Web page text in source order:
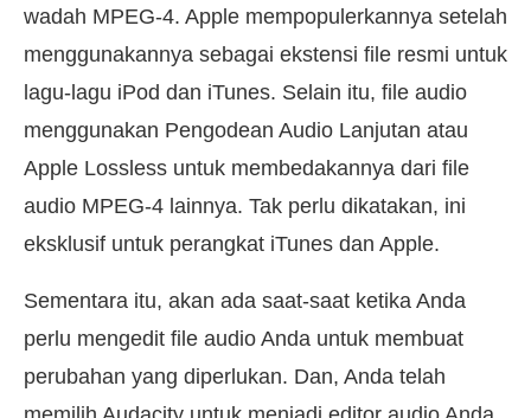
wadah MPEG-4. Apple mempopulerkannya setelah
menggunakannya sebagai ekstensi file resmi untuk
lagu-lagu iPod dan iTunes. Selain itu, file audio
menggunakan Pengodean Audio Lanjutan atau
Apple Lossless untuk membedakannya dari file
audio MPEG-4 lainnya. Tak perlu dikatakan, ini
eksklusif untuk perangkat iTunes dan Apple.
Sementara itu, akan ada saat-saat ketika Anda
perlu mengedit file audio Anda untuk membuat
perubahan yang diperlukan. Dan, Anda telah